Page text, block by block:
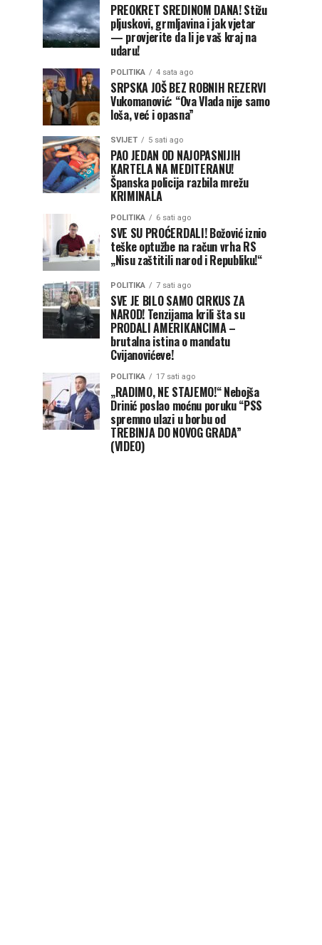
PREOKRET SREDINOM DANA! Stižu
pljuskovi, grmljavina i jak vjetar
— provjerite da li je vaš kraj na
udaru!
POLITIKA 4 sata ago
SRPSKA JOŠ BEZ ROBNIH REZERVI
Vukomanović: “Ova Vlada nije samo
loša, već i opasna”
SVIJET 5 sati ago
PAO JEDAN OD NAJOPASNIJIH
KARTELA NA MEDITERANU!
Španska policija razbila mrežu
KRIMINALA
POLITIKA 6 sati ago
SVE SU PROĆERDALI! Božović iznio
teške optužbe na račun vrha RS
„Nisu zaštitili narod i Republiku!“
POLITIKA 7 sati ago
SVE JE BILO SAMO CIRKUS ZA
NAROD! Tenzijama krili šta su
PRODALI AMERIKANCIMA –
brutalna istina o mandatu
Cvijanovićeve!
POLITIKA 17 sati ago
„RADIMO, NE STAJEMO!“ Nebojša
Drinić poslao moćnu poruku “PSS
spremno ulazi u borbu od
TREBINJA DO NOVOG GRADA”
(VIDEO)